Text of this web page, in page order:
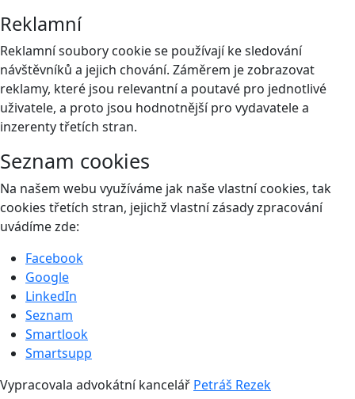
Reklamní
Reklamní soubory cookie se používají ke sledování
návštěvníků a jejich chování. Záměrem je zobrazovat
reklamy, které jsou relevantní a poutavé pro jednotlivé
uživatele, a proto jsou hodnotnější pro vydavatele a
inzerenty třetích stran.
Seznam cookies
Na našem webu využíváme jak naše vlastní cookies, tak
cookies třetích stran, jejichž vlastní zásady zpracování
uvádíme zde:
Facebook
Google
LinkedIn
Seznam
Smartlook
Smartsupp
Vypracovala advokátní kancelář Petráš Rezek